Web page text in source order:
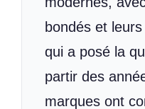
bondés et
qui a posé la
partir des
marques ont